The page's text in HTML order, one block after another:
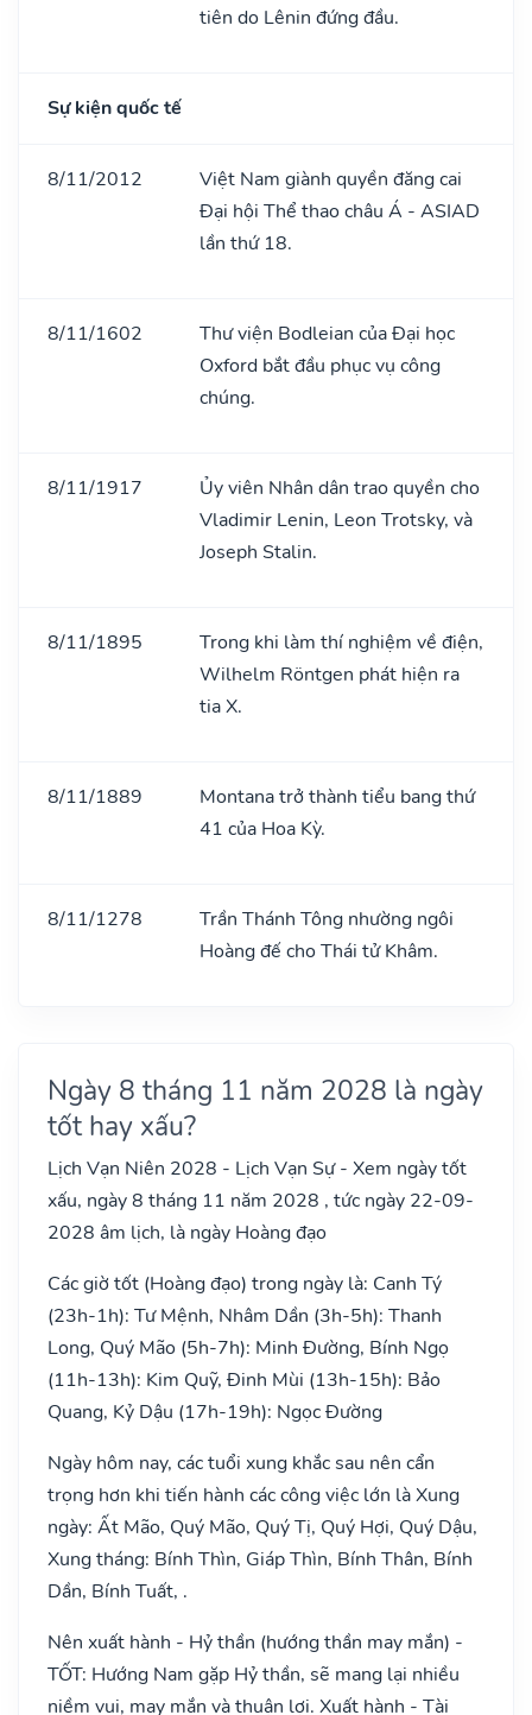
tiên do Lênin đứng đầu.
Sự kiện quốc tế
8/11/2012
Việt Nam giành quyền đăng cai
Đại hội Thể thao châu Á - ASIAD
lần thứ 18.
8/11/1602
Thư viện Bodleian của Đại học
Oxford bắt đầu phục vụ công
chúng.
8/11/1917
Ủy viên Nhân dân trao quyền cho
Vladimir Lenin, Leon Trotsky, và
Joseph Stalin.
8/11/1895
Trong khi làm thí nghiệm về điện,
Wilhelm Röntgen phát hiện ra
tia X.
8/11/1889
Montana trở thành tiểu bang thứ
41 của Hoa Kỳ.
8/11/1278
Trần Thánh Tông nhường ngôi
Hoàng đế cho Thái tử Khâm.
Ngày 8 tháng 11 năm 2028 là ngày
tốt hay xấu?
Lịch Vạn Niên 2028 - Lịch Vạn Sự - Xem ngày tốt
xấu, ngày 8 tháng 11 năm 2028 , tức ngày 22-09-
2028 âm lịch, là ngày Hoàng đạo
Các giờ tốt (Hoàng đạo) trong ngày là: Canh Tý
(23h-1h): Tư Mệnh, Nhâm Dần (3h-5h): Thanh
Long, Quý Mão (5h-7h): Minh Đường, Bính Ngọ
(11h-13h): Kim Quỹ, Đinh Mùi (13h-15h): Bảo
Quang, Kỷ Dậu (17h-19h): Ngọc Đường
Ngày hôm nay, các tuổi xung khắc sau nên cẩn
trọng hơn khi tiến hành các công việc lớn là Xung
ngày: Ất Mão, Quý Mão, Quý Tị, Quý Hợi, Quý Dậu,
Xung tháng: Bính Thìn, Giáp Thìn, Bính Thân, Bính
Dần, Bính Tuất, .
Nên xuất hành - Hỷ thần (hướng thần may mắn) -
TỐT: Hướng Nam gặp Hỷ thần, sẽ mang lại nhiều
niềm vui, may mắn và thuận lợi. Xuất hành - Tài